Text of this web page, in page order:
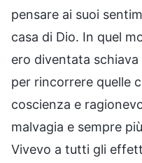
pensare ai suoi
casa di Dio. In quel
ero diventata
per rincorrere quelle
coscienza e
malvagia e sempre
Vivevo a tutti gli